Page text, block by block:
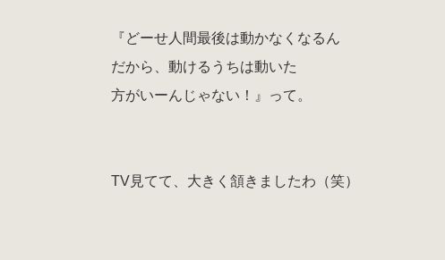
『どーせ人間最後は動かなくなるん
だから、動けるうちは動いた
方がいーんじゃない！』って。
TV見てて、大きく頷きましたわ（笑）